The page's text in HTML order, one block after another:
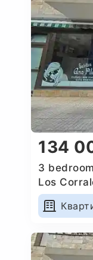
134
3
Los